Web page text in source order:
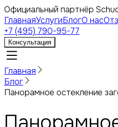
Официальный партнёр
ГлавнаяУслугиБлогО нас
+7 (495) 790-95-77
Консультация
Главная
Блог
Панорамное остекление